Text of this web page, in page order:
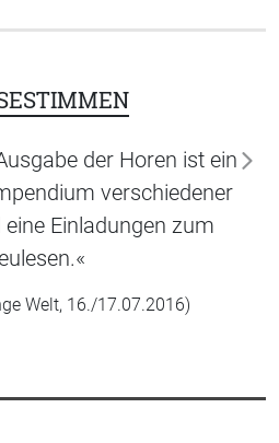
der Horen ist ein
verschiedener
Einladungen zum
Welt, 16./17.07.2016)